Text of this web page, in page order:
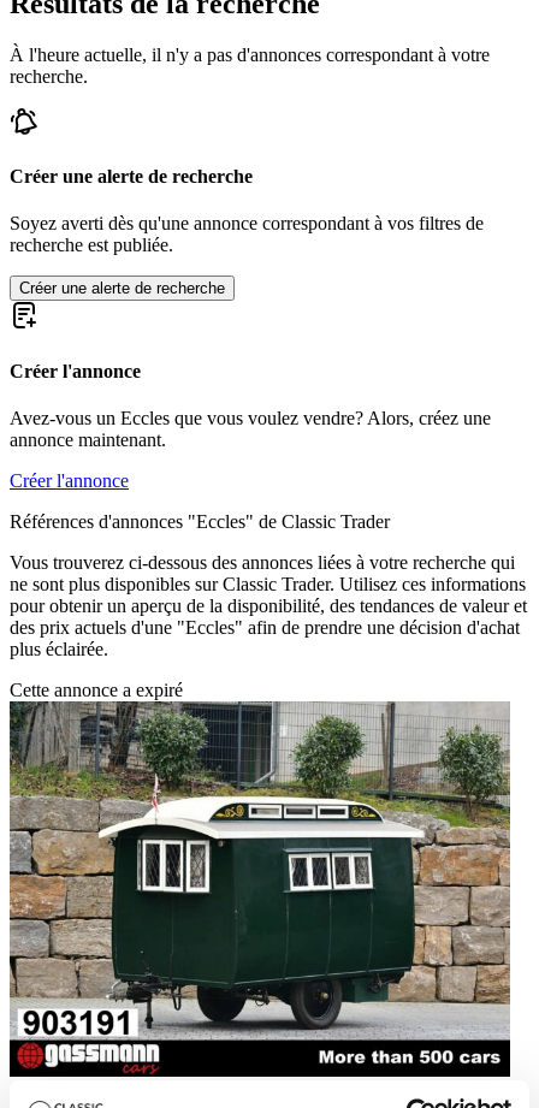
À l'heure actuelle, il n'y a pas d'annonces correspondant à votre
recherche.
Créer une alerte de recherche
Soyez averti dès qu'une annonce correspondant à vos filtres de
recherche est publiée.
Créer une alerte de recherche
Créer l'annonce
Avez-vous un Eccles que vous voulez vendre? Alors, créez une
annonce maintenant.
Créer l'annonce
Références d'annonces "Eccles" de Classic Trader
Vous trouverez ci-dessous des annonces liées à votre recherche qui
ne sont plus disponibles sur Classic Trader. Utilisez ces informations
pour obtenir un aperçu de la disponibilité, des tendances de valeur et
des prix actuels d'une "Eccles" afin de prendre une décision d'achat
plus éclairée.
Cette annonce a expiré